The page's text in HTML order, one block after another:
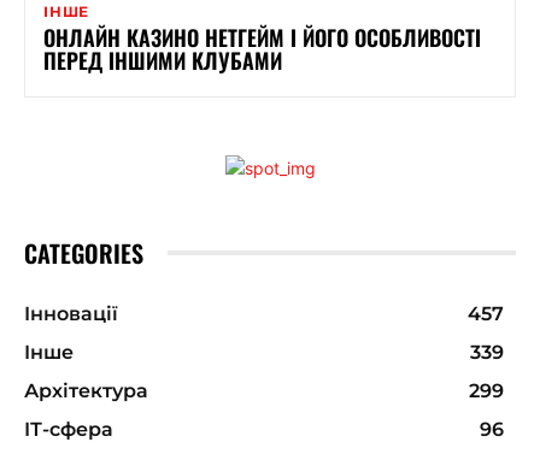
ІНШЕ
ОНЛАЙН КАЗИНО НЕТГЕЙМ І ЙОГО ОСОБЛИВОСТІ
ПЕРЕД ІНШИМИ КЛУБАМИ
CATEGORIES
Інновації
457
Інше
339
Архітектура
299
ІТ-сфера
96